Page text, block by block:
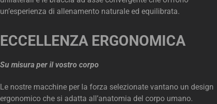
un’esperienza di allenamento naturale ed equilibrata.
ECCELLENZA ERGONOMICA
Su misura per il vostro corpo
Le nostre macchine per la forza selezionate vantano un design
ergonomico che si adatta all’anatomia del corpo umano.